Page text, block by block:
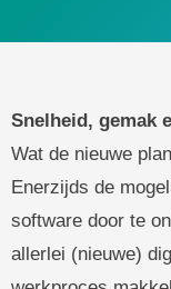
Snelheid, gemak
Wat de nieuwe
Enerzijds de
software door te
allerlei (nieuwe)